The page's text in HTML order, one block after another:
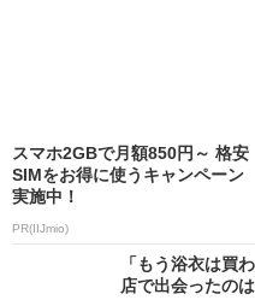
スマホ2GBで月額850円～ 格安
SIMをお得に使うキャンペーン
実施中！
PR(IIJmio)
「もう浴衣は買
店で出会った